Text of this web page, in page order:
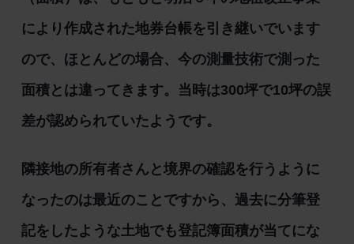
により作成された地券台帳を引き継いでいます
ので、ほとんどの場合、今の測量技術で測った
面積とは違ってきます。当時は300坪で10坪の誤
差が認められていたようです。
隣接地の所有者さんと境界の確認を行うように
なったのは最近のことですから、過去に分筆登
記をしたような土地でも登記簿面積が当てにな